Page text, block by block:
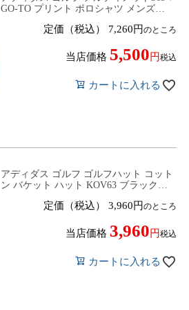
GO-TO プリント ポロシャツ メンズ
KF0112 トップス ゴルフウェア 2026年春
定価（税込） 7,260 のところ
当店価格 5,500 税込
カートに入れる
アディダス ゴルフ ゴルフハット コット
ン バケット ハット KOV63 ブラック
夏モデル ADIDAS GOLF
定価（税込） 3,960 のところ
当店価格 3,960 税込
カートに入れる